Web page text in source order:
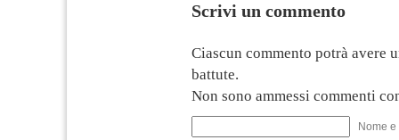
Scrivi un commento
Ciascun commento potrà avere
battute.
Non sono ammessi commenti
Nome